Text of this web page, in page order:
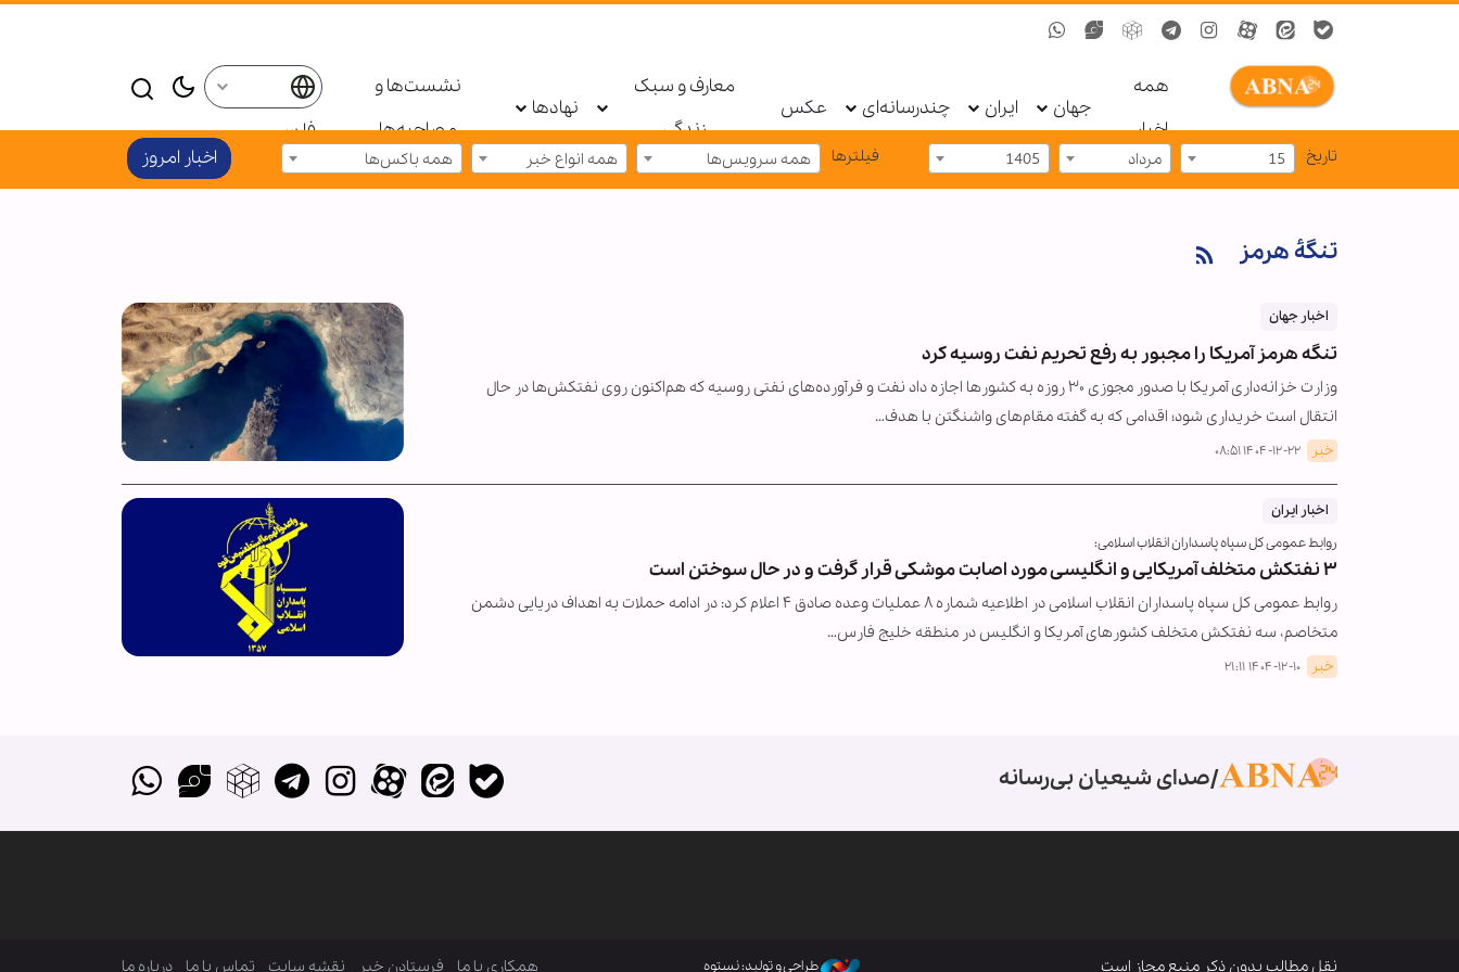
همه
اخبار
جهان ایران چندرسانه‌ای عکس
معارف و سبک
زندگی
نهادها
نشست‌ها و
مصاحبه‌ها
فارسی
تاریخ 15 مرداد 1405 فیلترها همه سرویس‌ها همه انواع خبر همه باکس‌ها اخبار امروز
تنگۀ هرمز
اخبار جهان
تنگه هرمز آمریکا را مجبور به رفع تحریم نفت روسیه کرد
وزارت خزانه‌داری آمریکا با صدور مجوزی ۳۰ روزه به کشورها اجازه داد نفت و فرآورده‌های نفتی روسیه که هم‌اکنون روی نفتکش‌ها در حال
انتقال است خریداری شود؛ اقدامی که به گفته مقام‌های واشنگتن با هدف…
خبر ۱۴۰۴-۱۲-۲۲ ۰۸:۵۱
اخبار ایران
روابط عمومی کل سپاه پاسداران انقلاب اسلامی:
۳ نفتکش متخلف آمریکایی و انگلیسی مورد اصابت موشکی قرار گرفت و در حال سوختن است
روابط عمومی کل سپاه پاسداران انقلاب اسلامی در اطلاعیه شماره ۸ عملیات وعده صادق ۴ اعلام کرد: در ادامه حملات به اهداف دریایی دشمن
متخاصم، سه نفتکش متخلف کشورهای آمریکا و انگلیس در منطقه خلیج فارس…
خبر ۱۴۰۴-۱۲-۱۰ ۲۱:۱۱
صدای شیعیان بی‌رسانه
نقل مطالب بدون ذکر منبع مجاز است طراحی و تولید: نستوه همکاری با ما فرستادن خبر نقشه سایت تماس با ما درباره ما